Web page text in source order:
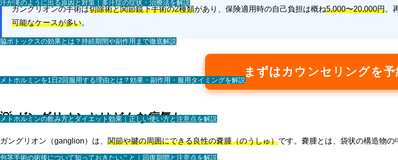
汗が滝のように出る原因と対策｜多汗症の症状・治療法を解説
脇ボトックスの効果とは？持続期間や副作用まで徹底解説
メトホルミンを1日2回服用する理由とは？効果・副作用・服用タイミングを解説
メトホルミンの飲み方とダイエット効果｜正しい使い方と注意点を解説
包茎手術の術後について知っておきたいこと｜回復期間と注意点を解説
ガングリオンの手術は切除術と関節鏡下手術の2種類があり、保険適用時の自己負担は概ね5,000〜20,000円。
可能なケースが多い。
まずはカウンセリングを予
💡 ガングリオンとはどんな病気か
ガングリオン（ganglion）は、 関節や腱の周囲にできる良性の嚢腫（のうしゅ）です。嚢腫とは、袋状の構造物
はゼリー状の粘液（ムチンと呼ばれる物質）が詰まっています。